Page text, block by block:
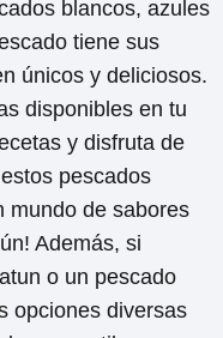
blancos, azules
tiene sus
únicos y deliciosos.
disponibles en tu
y disfruta de
pescados
mundo de sabores
Además, si
o un pescado
opciones diversas